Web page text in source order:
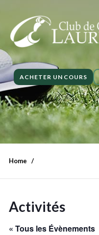
ACHETER UN COURS
Home
Activités
« Tous les Évènements